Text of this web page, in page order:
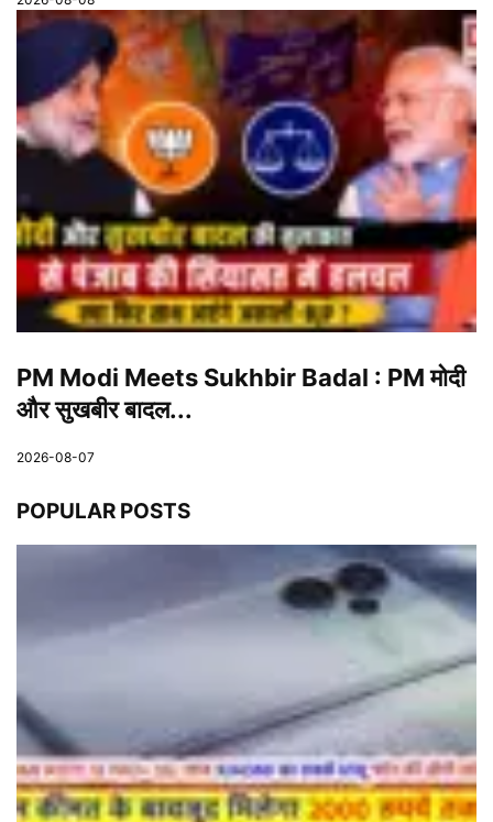
PM Modi Meets Sukhbir Badal : PM मोदी
और सुखबीर बादल...
2026-08-07
POPULAR POSTS